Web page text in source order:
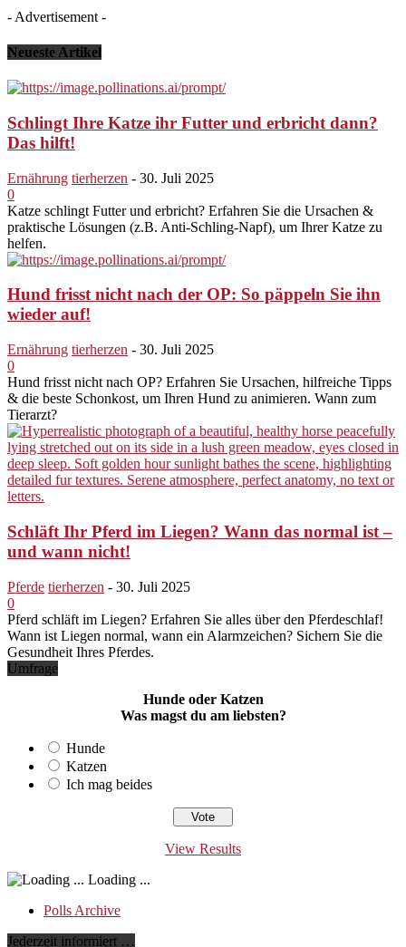
- Advertisement -
Neueste Artikel
Schlingt Ihre Katze ihr Futter und erbricht dann?
Das hilft!
Ernährung tierherzen - 30. Juli 2025
0
Katze schlingt Futter und erbricht? Erfahren Sie die Ursachen &
praktische Lösungen (z.B. Anti-Schling-Napf), um Ihrer Katze zu
helfen.
Hund frisst nicht nach der OP: So päppeln Sie ihn
wieder auf!
Ernährung tierherzen - 30. Juli 2025
0
Hund frisst nicht nach OP? Erfahren Sie Ursachen, hilfreiche Tipps
& die beste Schonkost, um Ihren Hund zu animieren. Wann zum
Tierarzt?
Schläft Ihr Pferd im Liegen? Wann das normal ist –
und wann nicht!
Pferde tierherzen - 30. Juli 2025
0
Pferd schläft im Liegen? Erfahren Sie alles über den Pferdeschlaf!
Wann ist Liegen normal, wann ein Alarmzeichen? Sichern Sie die
Gesundheit Ihres Pferdes.
Umfrage
Hunde oder Katzen
Was magst du am liebsten?
Hunde
Katzen
Ich mag beides
View Results
Loading ...
Polls Archive
Jederzeit informiert …